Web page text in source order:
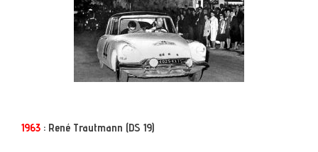
1963 : René Trautmann (DS 19)